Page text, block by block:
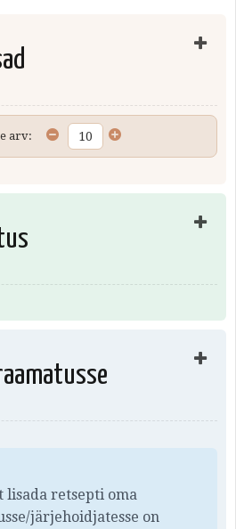
arv:
lisada retsepti oma
järjehoidjatesse on